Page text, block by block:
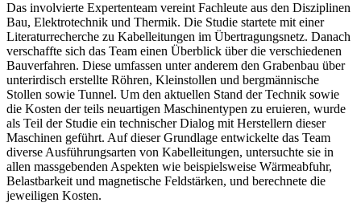
Das involvierte Expertenteam vereint Fachleute aus den Disziplinen
Bau, Elektrotechnik und Thermik. Die Studie startete mit einer
Literaturrecherche zu Kabelleitungen im Übertragungsnetz. Danach
verschaffte sich das Team einen Überblick über die verschiedenen
Bauverfahren. Diese umfassen unter anderem den Grabenbau über
unterirdisch erstellte Röhren, Kleinstollen und bergmännische
Stollen sowie Tunnel. Um den aktuellen Stand der Technik sowie
die Kosten der teils neuartigen Maschinentypen zu eruieren, wurde
als Teil der Studie ein technischer Dialog mit Herstellern dieser
Maschinen geführt. Auf dieser Grundlage entwickelte das Team
diverse Ausführungsarten von Kabelleitungen, untersuchte sie in
allen massgebenden Aspekten wie beispielsweise Wärmeabfuhr,
Belastbarkeit und magnetische Feldstärken, und berechnete die
jeweiligen Kosten.